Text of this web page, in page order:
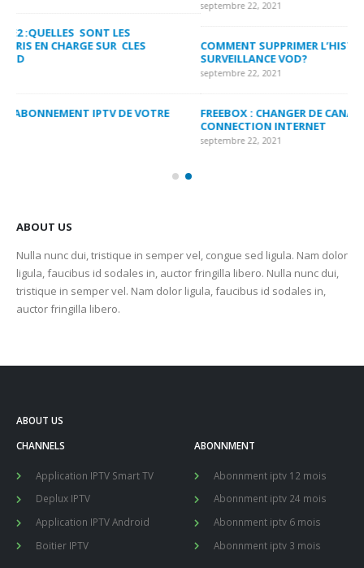
COMMENT SUPPRIMER L’HISTORIQUE DES LISTES DE
SURVEILLANCE VOD?
FREEBOX : CHANGER DE CANAL WIFI POUR OPTIMISER VOTRE
ABOUT US
Nulla nunc dui, tristique in semper vel, congue sed ligula. Nam dolor
ligula, faucibus id sodales in, auctor fringilla libero. Nulla nunc dui,
tristique in semper vel. Nam dolor ligula, faucibus id sodales in,
auctor fringilla libero.
ABOUT US
CHANNELS
Application IPTV Smart TV
Deplux IPTV
Application IPTV Android
Boitier IPTV
ABONNMENT
Abonnment iptv 12 mois
Abonnment iptv 24 mois
Abonnment iptv 6 mois
Abonnment iptv 3 mois